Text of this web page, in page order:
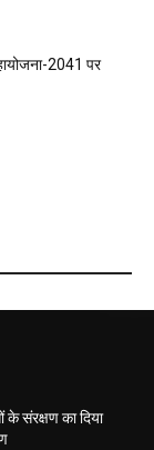
2041 पर
के संरक्षण का दिया